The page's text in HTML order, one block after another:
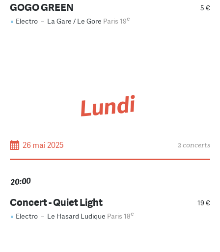
5 €
GOGO GREEN
Electro – La Gare / Le Gore Paris 19e
Lundi
26 mai 2025 2 concerts
20:00
19 €
Concert - Quiet Light
Electro – Le Hasard Ludique Paris 18e